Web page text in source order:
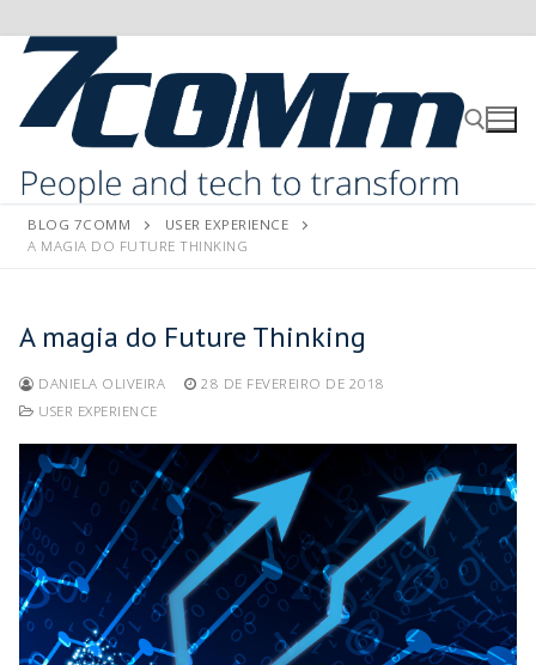
BLOG 7COMM
USER EXPERIENCE
A MAGIA DO FUTURE THINKING
A magia do Future Thinking
DANIELA OLIVEIRA
28 DE FEVEREIRO DE 2018
USER EXPERIENCE